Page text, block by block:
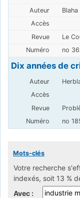
Blaha
Le
no
Dix années de
no
Mots-clés
Votre recherche
indexés, soit 13 %
Avec :